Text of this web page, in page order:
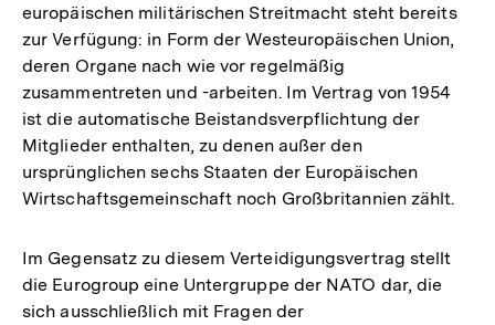
der
europäischen militärischen Streitmacht steht bereits
zur Verfügung: in Form der Westeuropäischen Union,
deren Organe nach wie vor regelmäßig
zusammentreten und -arbeiten. Im Vertrag von 1954
ist die automatische Beistandsverpflichtung der
Mitglieder enthalten, zu denen außer den
ursprünglichen sechs Staaten der Europäischen
Wirtschaftsgemeinschaft noch Großbritannien zählt.
Im Gegensatz zu diesem Verteidigungsvertrag stellt
die Eurogroup eine Untergruppe der NATO dar, die
sich ausschließlich mit Fragen der